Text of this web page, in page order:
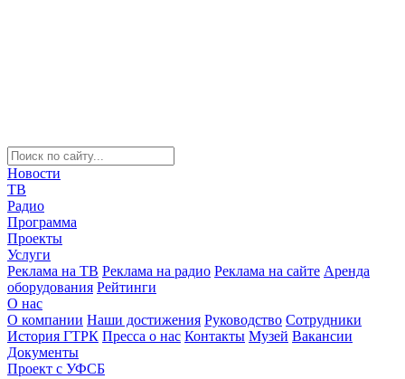
Новости
ТВ
Радио
Программа
Проекты
Услуги
Реклама на ТВ Реклама на радио Реклама на сайте Аренда
оборудования Рейтинги
О нас
О компании Наши достижения Руководство Сотрудники
История ГТРК Пресса о нас Контакты Музей Вакансии
Документы
Проект с УФСБ